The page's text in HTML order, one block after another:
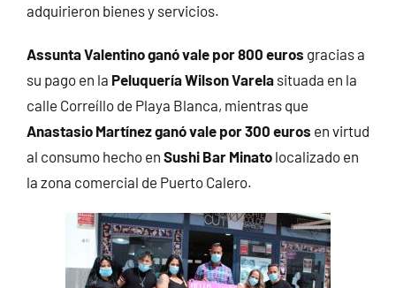
adquirieron bienes y servicios.
Assunta Valentino ganó vale por 800 euros gracias a
su pago en la Peluquería Wilson Varelasituada en la
calle Correíllo de Playa Blanca, mientras que
Anastasio Martínez ganó vale por 300 euros en virtud
al consumo hecho en Sushi Bar Minatolocalizado en
la zona comercial de Puerto Calero.